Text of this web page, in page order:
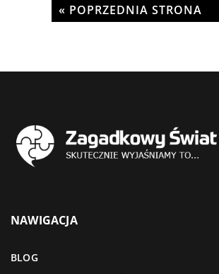
« POPRZEDNIA STRONA
NAWIGACJA
BLOG